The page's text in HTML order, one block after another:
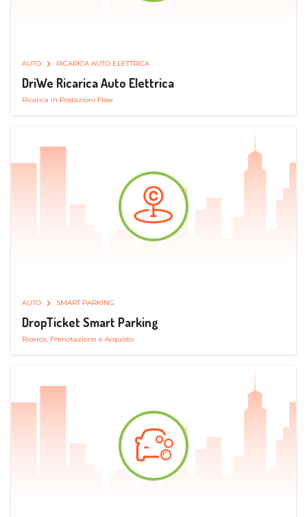
AUTO RICARICA AUTO ELETTRICA
DriWe Ricarica Auto Elettrica
Ricarica in Postazioni Fisse
AUTO SMART PARKING
DropTicket Smart Parking
Ricerca, Prenotazione e Acquisto